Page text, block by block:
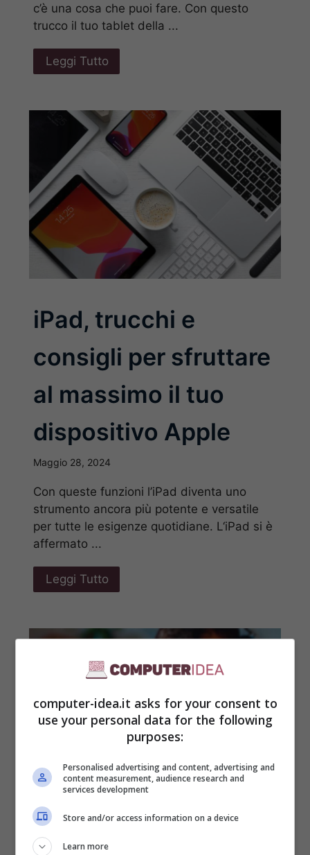
c’è una cosa che puoi fare. Con questo
trucco il tuo tablet della ...
Leggi Tutto
iPad, trucchi e
consigli per sfruttare
al massimo il tuo
dispositivo Apple
Maggio 28, 2024
Con queste funzioni l’iPad diventa uno
strumento ancora più potente e versatile
per tutte le esigenze quotidiane. L‘iPad si è
affermato ...
Leggi Tutto
iOS 18 pronto a
computer-idea.it asks for your consent to
use your personal data for the following
purposes:
Personalised advertising and content, advertising and
content measurement, audience research and
services development
Store and/or access information on a device
Learn more